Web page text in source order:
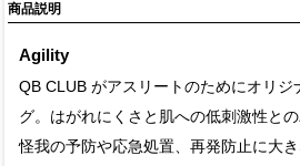
商品説明
Agility
QB CLUB がアスリートのためにオリジ
グ。はがれにくさと肌への低刺激性と
怪我の予防や応急処置、再発防止に大き